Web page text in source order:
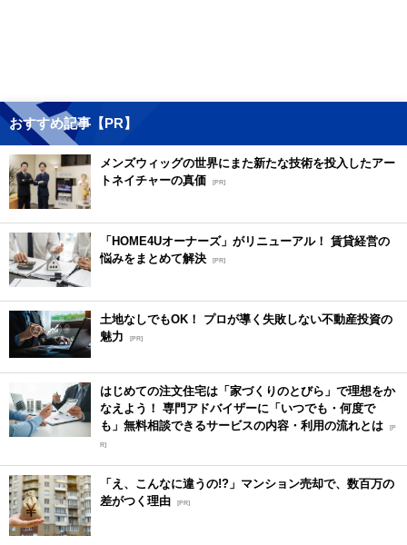
おすすめ記事【PR】
メンズウィッグの世界にまた新たな技術を投入したアー
トネイチャーの真価 [PR]
「HOME4Uオーナーズ」がリニューアル！ 賃貸経営の
悩みをまとめて解決 [PR]
土地なしでもOK！ プロが導く失敗しない不動産投資の
魅力
[PR]
はじめての注文住宅は「家づくりのとびら」で理想をか
なえよう！ 専門アドバイザーに「いつでも・何度で
も」無料相談できるサービスの内容・利用の流れとは [P
R]
「え、こんなに違うの!?」マンション売却で、数百万の
差がつく理由 [PR]